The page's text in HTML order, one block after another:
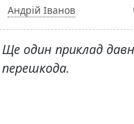
Андрій Іванов
Ще один приклад
перешкода.